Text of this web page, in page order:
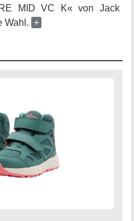
MID VC K« von Jack
Wahl. +